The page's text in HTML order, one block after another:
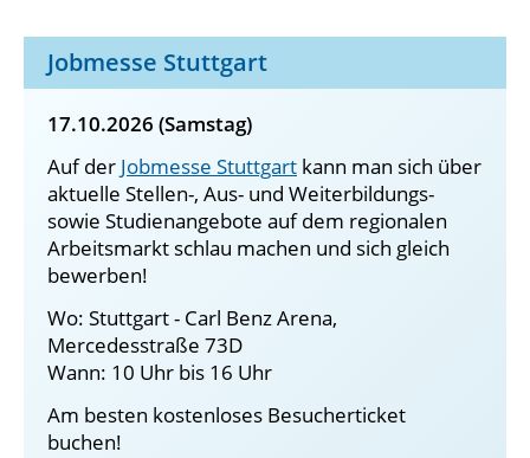
Jobmesse Stuttgart
17.10.2026 (Samstag)
Auf der Jobmesse Stuttgart kann man sich über
aktuelle Stellen-, Aus- und Weiterbildungs-
sowie Studienangebote auf dem regionalen
Arbeitsmarkt schlau machen und sich gleich
bewerben!
Wo: Stuttgart - Carl Benz Arena,
Mercedesstraße 73D
Wann: 10 Uhr bis 16 Uhr
Am besten kostenloses Besucherticket
buchen!